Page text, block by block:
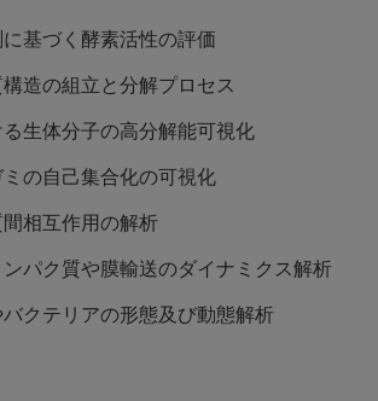
基づく酵素活性の評価
造の組立と分解プロセス
生体分子の高分解能可視化
ミの自己集合化の可視化
相互作用の解析
パク質や膜輸送のダイナミクス解析
クテリアの形態及び動態解析